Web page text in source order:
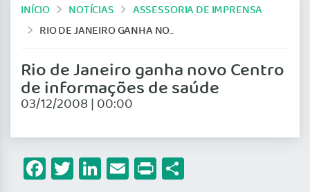
INÍCIO NOTÍCIAS
ASSESSORIA DE IMPRENSA
RIO DE JANEIRO GANHA NOVO CENTRO DE INFORMAÇÕES DE SAÚDE
Rio de Janeiro ganha novo Centro
de informações de saúde
03/12/2008 | 00:00
Facebook
Twitter
LinkedIn
Email
Print